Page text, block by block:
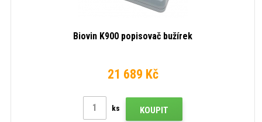
Biovin K900 popisovač bužírek
21 689 Kč
ks KOUPIT